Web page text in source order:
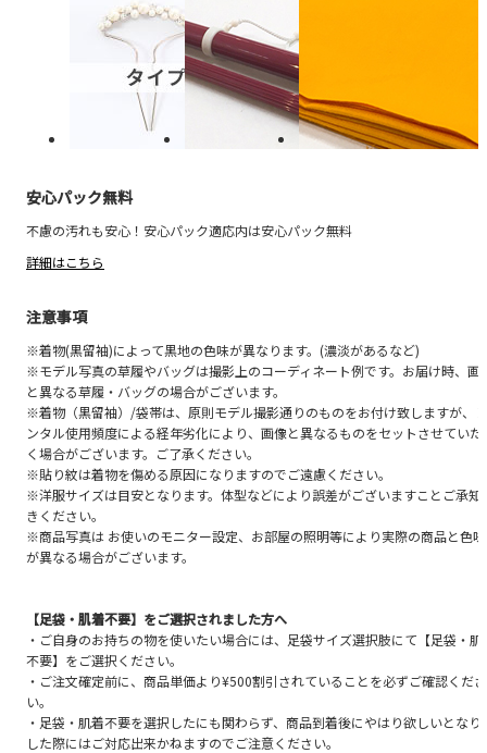
安心パック無料
不慮の汚れも安心！安心パック適応内は安心パック無料
詳細はこちら
注意事項
※着物(黒留袖)によって黒地の色味が異なります。(濃淡があるなど)
※モデル写真の草履やバッグは撮影上のコーディネート例です。お届け時、画
と異なる草履・バッグの場合がございます。
※着物（黒留袖）/袋帯は、原則モデル撮影通りのものをお付け致しますが、レ
ンタル使用頻度による経年劣化により、画像と異なるものをセットさせていた
く場合がございます。ご了承ください。
※貼り紋は着物を傷める原因になりますのでご遠慮ください。
※洋服サイズは目安となります。体型などにより誤差がございますことご承知
きください。
※商品写真は お使いのモニター設定、お部屋の照明等により実際の商品と色味
が異なる場合がございます。
【足袋・肌着不要】をご選択されました方へ
・ご自身のお持ちの物を使いたい場合には、足袋サイズ選択肢にて【足袋・肌
不要】をご選択ください。
・ご注文確定前に、商品単価より¥500割引されていることを必ずご確認くださ
い。
・足袋・肌着不要を選択したにも関わらず、商品到着後にやはり欲しいとなり
した際にはご対応出来かねますのでご注意ください。